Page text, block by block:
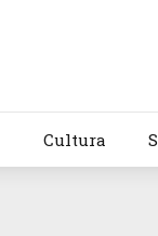
Cultura